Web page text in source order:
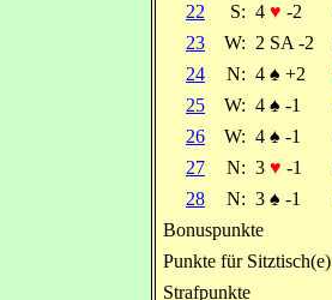
22
S: 4 ♥ -2
23
W: 2 SA -2
24
N: 4 ♠ +2
25
W: 4 ♠ -1
26
W: 4 ♠ -1
27
N: 3 ♥ -1
28
N: 3 ♠ -1
Bonuspunkte
Punkte für Sitztisch(e)
Strafpunkte